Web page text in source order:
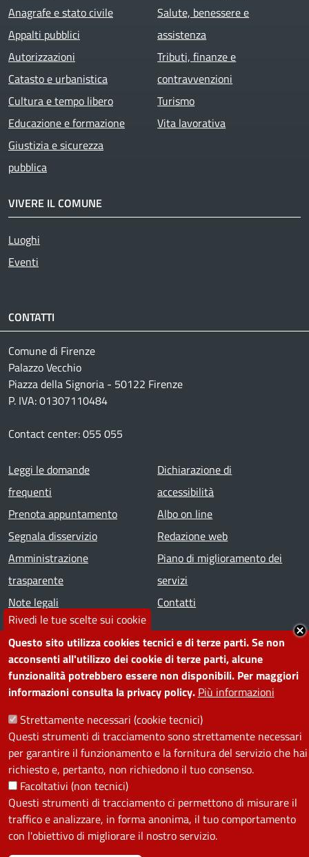
Rivedi le tue scelte sui cookie
Questo sito utilizza cookies tecnici e di terze parti. Se non
acconsenti all'utilizzo dei cookie di terze parti, alcune
funzionalità potrebbero essere non disponibili. Per maggiori
informazioni consulta la privacy policy. Più informazioni
Strettamente necessari (cookie tecnici)
Questi strumenti di tracciamento sono strettamente necessari
per garantire il funzionamento e la fornitura del servizio che hai
richiesto e, pertanto, non richiedono il tuo consenso.
Facoltativi (non tecnici)
Questi strumenti di tracciamento ci permettono di misurare il
traffico e analizzare, in forma anonima, il tuo comportamento
con l'obiettivo di migliorare il nostro servizio.
Anagrafe e stato civile
Appalti pubblici
Autorizzazioni
Catasto e urbanistica
Cultura e tempo libero
Educazione e formazione
Giustizia e sicurezza
pubblica
Salute, benessere e
assistenza
Tributi, finanze e
contravvenzioni
Turismo
Vita lavorativa
VIVERE IL COMUNE
Luoghi
Eventi
CONTATTI
Comune di Firenze
Palazzo Vecchio
Piazza della Signoria - 50122 Firenze
P. IVA: 01307110484
Contact center: 055 055
Footer menu
Leggi le domande
frequenti
Prenota appuntamento
Segnala disservizio
Amministrazione
trasparente
Note legali
Dichiarazione di
accessibilità
Albo on line
Redazione web
Piano di miglioramento dei
servizi
Contatti
SEGUICI SU
Facebook
Instagram
YouTube
Telegram
WhatsApp
TwitterLinkedin
PRIVACY
Useful links section
La Privacy nel Comune
PRIVACY